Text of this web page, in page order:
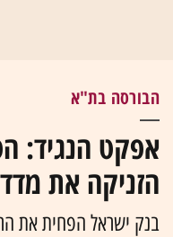
הבורסה בת"א
אפקט הנגיד:
הזניקה את